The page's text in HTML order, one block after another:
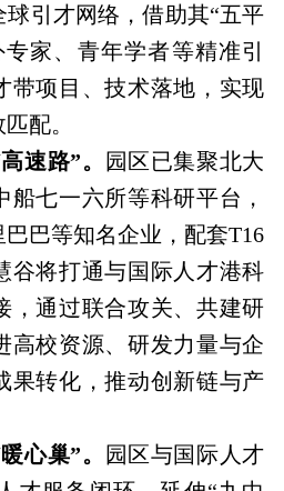
引才网络，借助其“五平
家、青年学者等精准引
带项目、技术落地，实现
配。
路”。 园区已集聚北大
船七一六所等科研平台，
巴等知名企业，配套T16
谷将打通与国际人才港科
，通过联合攻关、共建研
高校资源、研发力量与企
果转化，推动创新链与产
巢”。 园区与国际人才